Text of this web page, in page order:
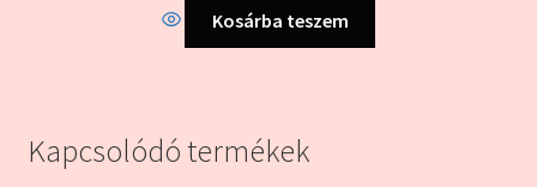
Kosárba teszem
Kapcsolódó termékek